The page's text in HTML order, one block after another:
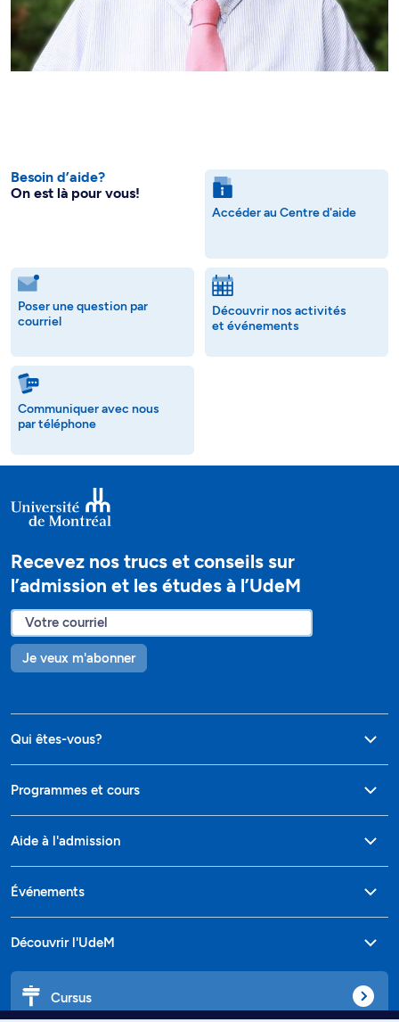
Besoin d’aide?
On est là pour vous!
Accéder au Centre d'aide
Poser une question par
courriel
Découvrir nos activités
et événements
Communiquer avec nous
par téléphone
Recevez nos trucs et conseils sur
l’admission et les études à l’UdeM
Je veux m'abonner
Qui êtes-vous?
Programmes et cours
Aide à l'admission
Événements
Découvrir l'UdeM
Cursus